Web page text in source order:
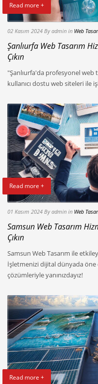
Read more +
02 Kasım 2024 By admin in Web
Şanlıurfa Web Tasarım
Çıkın
"Şanlıurfa'da profesyonel
kullanıcı dostu web siteleri ile
Read more +
01 Kasım 2024 By admin in Web
Samsun Web Tasarım
Çıkın
Samsun Web Tasarım ile
İşletmenizi dijital dünyada öne
çözümleriyle yanınızdayız!
Read more +